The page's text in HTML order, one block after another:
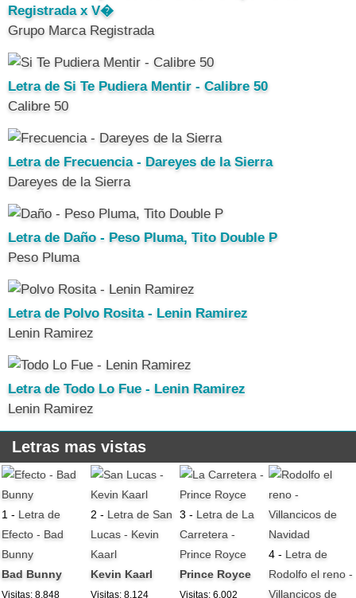
Registrada x V�
Grupo Marca Registrada
Letra de Si Te Pudiera Mentir - Calibre 50
Calibre 50
Letra de Frecuencia - Dareyes de la Sierra
Dareyes de la Sierra
Letra de Daño - Peso Pluma, Tito Double P
Peso Pluma
Letra de Polvo Rosita - Lenin Ramirez
Lenin Ramirez
Letra de Todo Lo Fue - Lenin Ramirez
Lenin Ramirez
Letras mas vistas
1 - Letra de
Efecto - Bad
Bunny
Bad Bunny
Visitas: 8.848
2 - Letra de San
Lucas - Kevin
Kaarl
Kevin Kaarl
Visitas: 8.124
3 - Letra de La
Carretera -
Prince Royce
Prince Royce
Visitas: 6.002
4 - Letra de
Rodolfo el reno -
Villancicos de